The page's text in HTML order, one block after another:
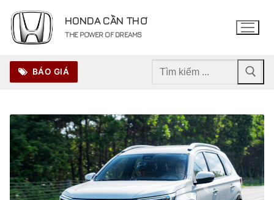
đến
nội
HONDA CẦN THƠ
THE POWER OF DREAMS
BÁO GIÁ
Tìm